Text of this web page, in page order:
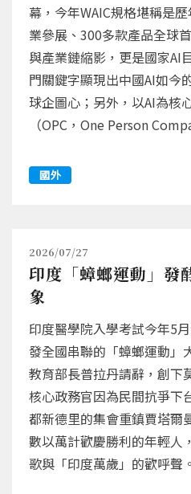
幕，今年WAIC規格堪稱是
業參展、300多款產品全球
與產業鏈縮影，更是國家AI
門關鍵字顯現出中國AI如今
球企圖心；另外，以AI為核
（OPC，One Person
國外
2026/07/27
印度「蟑螂運動」發
象
印度醫學院入學考試今年5
發全國串聯的「蟑螂運動」
教育部長普拉丹請辭，創下
核心政務官因為民間抗爭下
都新德里的集會重鎮賈塔爾
數以萬計歡慶勝利的年輕人
歌與「印度萬歲」的歡呼聲。